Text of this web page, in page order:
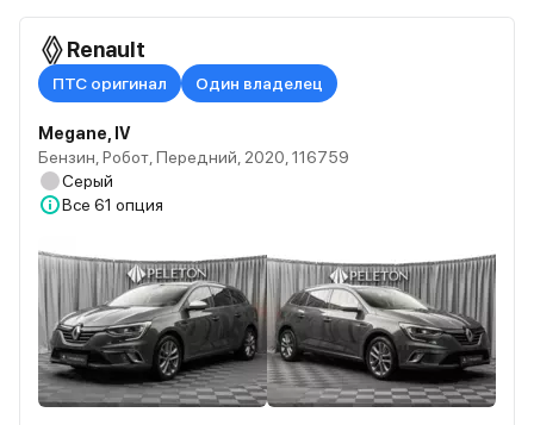
Renault
ПТС оригинал Один владелец
Megane, IV
Бензин, Робот, Передний, 2020, 116759
Серый
Все 61 опция